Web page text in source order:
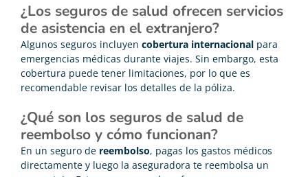
¿Los seguros de salud ofrecen servicios
de asistencia en el extranjero?
Algunos seguros incluyen cobertura internacional para
emergencias médicas durante viajes. Sin embargo, esta
cobertura puede tener limitaciones, por lo que es
recomendable revisar los detalles de la póliza.
¿Qué son los seguros de salud de
reembolso y cómo funcionan?
En un seguro de reembolso, pagas los gastos médicos
directamente y luego la aseguradora te reembolsa un